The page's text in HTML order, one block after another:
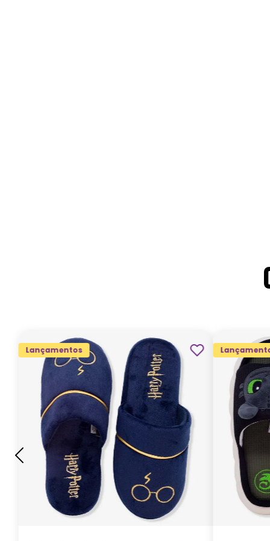
Lançamentos
G GG M P
ADICIONAR AO
CARRINHO